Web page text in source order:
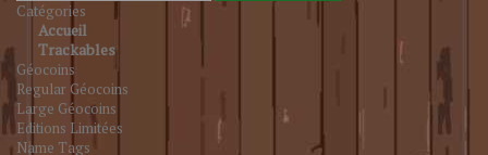
Catégories
Accueil
Trackables
Géocoins
Regular Géocoins
Large Géocoins
Editions Limitées
Name Tags